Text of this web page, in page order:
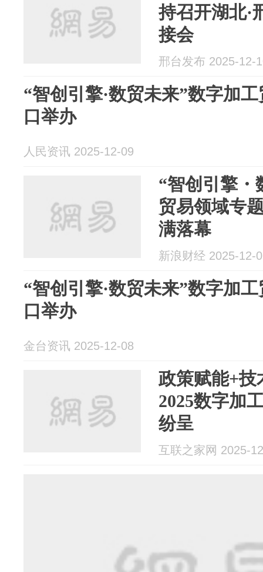
持召开湖北·
接会
邢台发布 2025-12-
“智创引擎·数贸未来”数字加
口举办
人民资讯 2025-12-09
“智创引擎・
贸易领域专
满落幕
新浪财经 2025-12-
“智创引擎·数贸未来”数字加
口举办
金台资讯 2025-12-08
政策赋能+技
2025数字加
纷呈
互联之家网 2025-